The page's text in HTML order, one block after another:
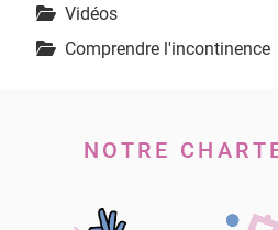
Vidéos
Comprendre l'incontinence
NOTRE